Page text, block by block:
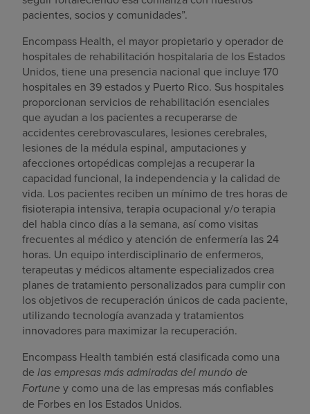
pacientes, socios y comunidades”.
Encompass Health, el mayor propietario y operador de
hospitales de rehabilitación hospitalaria de los Estados
Unidos, tiene una presencia nacional que incluye 170
hospitales en 39 estados y Puerto Rico. Sus hospitales
proporcionan servicios de rehabilitación esenciales
que ayudan a los pacientes a recuperarse de
accidentes cerebrovasculares, lesiones cerebrales,
lesiones de la médula espinal, amputaciones y
afecciones ortopédicas complejas a recuperar la
capacidad funcional, la independencia y la calidad de
vida. Los pacientes reciben un mínimo de tres horas de
fisioterapia intensiva, terapia ocupacional y/o terapia
del habla cinco días a la semana, así como visitas
frecuentes al médico y atención de enfermería las 24
horas. Un equipo interdisciplinario de enfermeros,
terapeutas y médicos altamente especializados crea
planes de tratamiento personalizados para cumplir con
los objetivos de recuperación únicos de cada paciente,
utilizando tecnología avanzada y tratamientos
innovadores para maximizar la recuperación.
Encompass Health también está clasificada como una
de las empresas más admiradas del mundo de
Fortune y como una de las empresas más confiables
de Forbes en los Estados Unidos.